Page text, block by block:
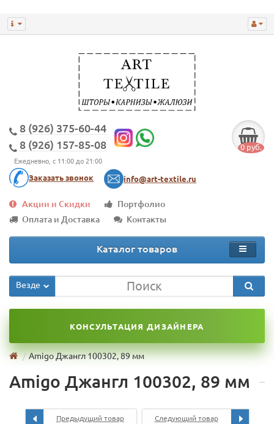
8 (926) 375-60-44
8 (926) 157-85-08
Ежедневно, с 11:00 до 21:00
Заказать звонок info@art-textile.ru
0 руб.
Акции и Скидки
Портфолио
Оплата и Доставка
Контакты
Каталог товаров
Везде
КОНСУЛЬТАЦИЯ ДИЗАЙНЕРА
Amigo Джангл 100302, 89 мм
Amigo Джангл 100302, 89 мм
Предыдущий товар Следующий товар